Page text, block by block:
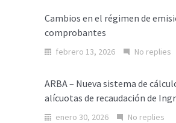
Cambios en el régimen de
comprobantes
febrero 13, 2026 No replies
ARBA – Nueva sistema de
alícuotas de recaudación de
enero 30, 2026 No replies